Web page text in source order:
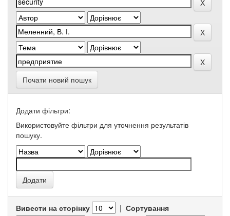
Почати новий пошук
Додати фільтри:
Використовуйте фільтри для уточнення результатів
пошуку.
Вивести на сторінку | Сортування